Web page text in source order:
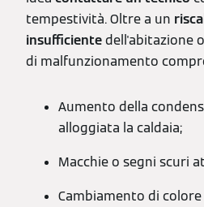
tempestività. Oltre a un
insufficientedell'abitazione
di malfunzionamento
Aumento della
alloggiata la caldaia;
Macchie o segni scuri
Cambiamento di